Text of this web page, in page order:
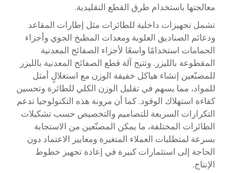
معالجتها باستخدام طرق القطع التقليدية.
تشمل تجهيزات داخلية للطائرات مثل إطارات المقاعد
ودعائم الصناديق العلوية ومعدات المطبخ الجوي وأجزاء
الحمامات استخدامًا واسعًا لأجزاء الصفائح المعدنية
المقطوعة بالليزر. وتتيح آلة قطع الصفائح المعدنية بالليزر
للمصنّعين إنشاء هياكل خفيفة الوزن مع استغلالٍ أمثل
للمواد، مما يسهم في تقليل الوزن الكلي للطائرة وتحسين
كفاءة استهلاك الوقود. كما أن مرونة هذه التكنولوجيا تدعم
التكرارات السريعة للتصاميم والتخصيص حسب تشكيلات
الطائرات المختلفة، ما يمكن المصنّعين من الاستجابة
بسرعة لمتطلبات العملاء المتغيرة ومعايير الاعتماد دون
الحاجة إلى استثمارات كبيرة في إعادة تجهيز خطوط
الإنتاج.